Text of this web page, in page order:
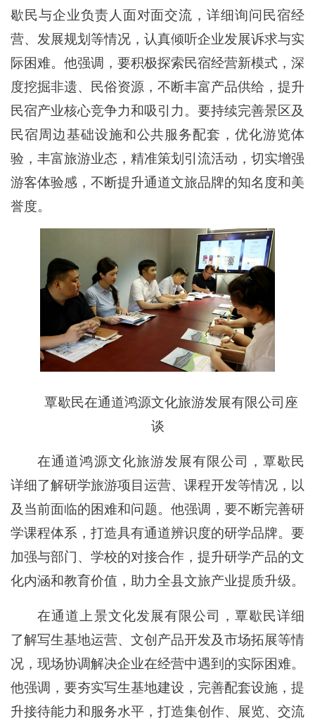
歇民与企业负责人面对面交流，详细询问民宿经
营、发展规划等情况，认真倾听企业发展诉求与实
际困难。他强调，要积极探索民宿经营新模式，深
度挖掘非遗、民俗资源，不断丰富产品供给，提升
民宿产业核心竞争力和吸引力。要持续完善景区及
民宿周边基础设施和公共服务配套，优化游览体
验，丰富旅游业态，精准策划引流活动，切实增强
游客体验感，不断提升通道文旅品牌的知名度和美
誉度。
覃歇民在通道鸿源文化旅游发展有限公司座
谈
在通道鸿源文化旅游发展有限公司，覃歇民
详细了解研学旅游项目运营、课程开发等情况，以
及当前面临的困难和问题。他强调，要不断完善研
学课程体系，打造具有通道辨识度的研学品牌。要
加强与部门、学校的对接合作，提升研学产品的文
化内涵和教育价值，助力全县文旅产业提质升级。
在通道上景文化发展有限公司，覃歇民详细
了解写生基地运营、文创产品开发及市场拓展等情
况，现场协调解决企业在经营中遇到的实际困难。
他强调，要夯实写生基地建设，完善配套设施，提
升接待能力和服务水平，打造集创作、展览、交流